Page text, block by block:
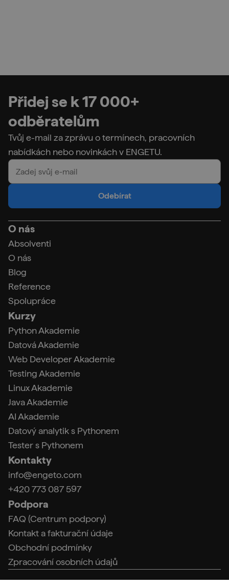
Přidej se k 17 000+
odběratelům
Tvůj e-mail za zprávu o termínech, pracovních
nabídkách nebo novinkách v ENGETU.
Odebírat
O nás
Absolventi
O nás
Blog
Reference
Spolupráce
Kurzy
Python Akademie
Datová Akademie
Web Developer Akademie
Testing Akademie
Linux Akademie
Java Akademie
AI Akademie
Datový analytik s Pythonem
Tester s Pythonem
Kontakty
info@engeto.com
+420 773 087 597
Podpora
FAQ (Centrum podpory)
Kontakt a fakturační údaje
Obchodní podmínky
Zpracování osobních údajů